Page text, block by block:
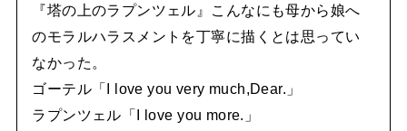
『塔の上のラプンツェル』こんなにも母から娘へ
のモラルハラスメントを丁寧に描くとは思ってい
なかった。
ゴーテル「I love you very much,Dear.」
ラプンツェル「I love you more.」